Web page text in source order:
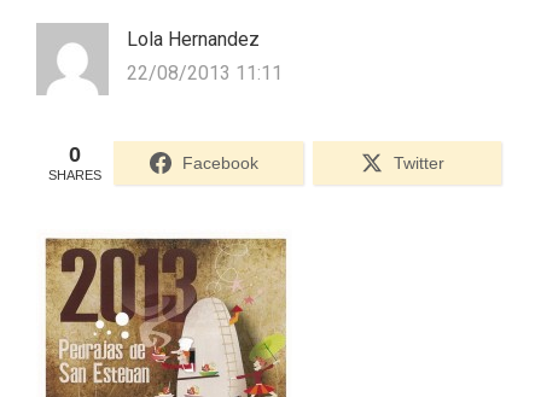
Lola Hernandez
22/08/2013 11:11
0
SHARES
Facebook Twitter
Recuérdame